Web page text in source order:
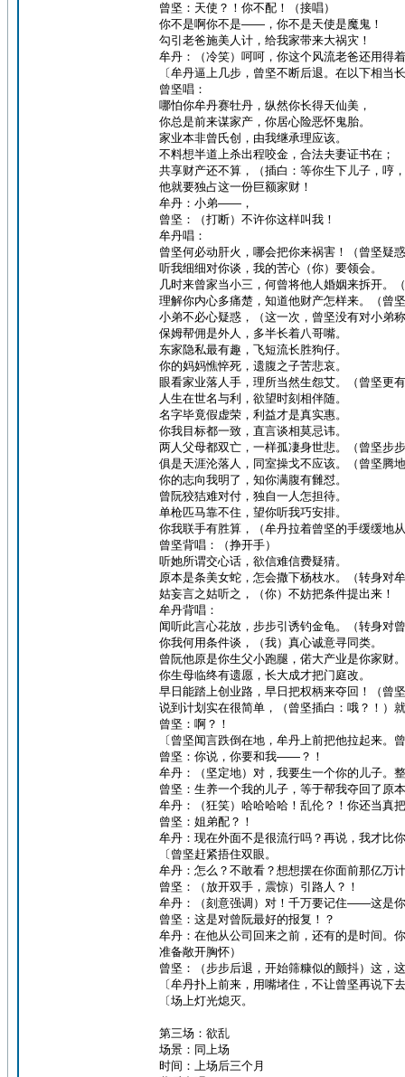
曾坚：天使？！你不配！（接唱）
你不是啊你不是——，你不是天使是魔鬼！
勾引老爸施美人计，给我家带来大祸灾！
牟丹：（冷笑）呵呵，你这个风流老爸还用得
〔牟丹逼上几步，曾坚不断后退。在以下相
曾坚唱：
哪怕你牟丹赛牡丹，纵然你长得天仙美，
你总是前来谋家产，你居心险恶怀鬼胎。
家业本非曾氏创，由我继承理应该。
不料想半道上杀出程咬金，合法夫妻证书在；
共享财产还不算，（插白：等你生下儿子，
他就要独占这一份巨额家财！
牟丹：小弟——，
曾坚：（打断）不许你这样叫我！
牟丹唱：
曾坚何必动肝火，哪会把你来祸害！（曾坚疑
听我细细对你谈，我的苦心（你）要领会。
几时来曾家当小三，何曾将他人婚姻来拆开。
理解你内心多痛楚，知道他财产怎样来。（曾
小弟不必心疑惑，（这一次，曾坚没有对小弟
保姆帮佣是外人，多半长着八哥嘴。
东家隐私最有趣，飞短流长胜狗仔。
你的妈妈憔悴死，遗腹之子苦悲哀。
眼看家业落人手，理所当然生怨艾。（曾坚更
人生在世名与利，欲望时刻相伴随。
名字毕竟假虚荣，利益才是真实惠。
你我目标都一致，直言谈相莫忌讳。
两人父母都双亡，一样孤凄身世悲。（曾坚步
俱是天涯沦落人，同室操戈不应该。（曾坚腾
你的志向我明了，知你满腹有雠怼。
曾阮狡狤难对付，独自一人怎担待。
单枪匹马靠不住，望你听我巧安排。
你我联手有胜算，（牟丹拉着曾坚的手缓缓地
曾坚背唱：（挣开手）
听她所谓交心话，欲信难信费疑猜。
原本是条美女蛇，怎会撒下杨枝水。（转身对
姑妄言之姑听之，（你）不妨把条件提出来！
牟丹背唱：
闻听此言心花放，步步引诱钓金龟。（转身对
你我何用条件谈，（我）真心诚意寻同类。
曾阮他原是你生父小跑腿，偌大产业是你家财。
你生母临终有遗愿，长大成才把门庭改。
早日能踏上创业路，早日把权柄来夺回！（曾
说到计划实在很简单，（曾坚插白：哦？！
曾坚：啊？！
〔曾坚闻言跌倒在地，牟丹上前把他拉起来。
曾坚：你说，你要和我——？！
牟丹：（坚定地）对，我要生一个你的儿子。
曾坚：生养一个我的儿子，等于帮我夺回了原
牟丹：（狂笑）哈哈哈哈！乱伦？！你还当真
曾坚：姐弟配？！
牟丹：现在外面不是很流行吗？再说，我才比
〔曾坚赶紧捂住双眼。
牟丹：怎么？不敢看？想想摆在你面前那亿万
曾坚：（放开双手，震惊）引路人？！
牟丹：（刻意强调）对！千万要记住——这是
曾坚：这是对曾阮最好的报复！？
牟丹：在他从公司回来之前，还有的是时间。
准备敞开胸怀）
曾坚：（步步后退，开始筛糠似的颤抖）这
〔牟丹扑上前来，用嘴堵住，不让曾坚再说
〔场上灯光熄灭。
第三场：欲乱
场景：同上场
时间：上场后三个月